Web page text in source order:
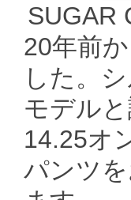
SUGAR
20年前
した。
モデル
14.25オ
パンツ